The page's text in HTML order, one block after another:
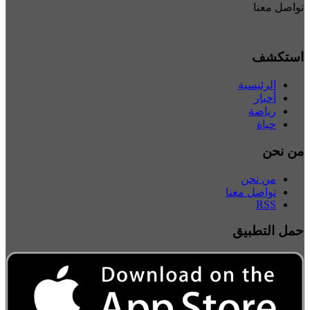
تواصل معنا
استكشف
الرئيسية
أخبار
رياضة
حياة
من نحن
من نحن
تواصل معنا
RSS
حمل التطبيق